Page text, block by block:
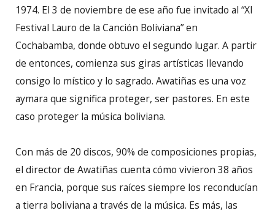
1974. El 3 de noviembre de ese año fue invitado al “XI
Festival Lauro de la Canción Boliviana” en
Cochabamba, donde obtuvo el segundo lugar. A partir
de entonces, comienza sus giras artísticas llevando
consigo lo místico y lo sagrado. Awatiñas es una voz
aymara que significa proteger, ser pastores. En este
caso proteger la música boliviana.
Con más de 20 discos, 90% de composiciones propias,
el director de Awatiñas cuenta cómo vivieron 38 años
en Francia, porque sus raíces siempre los reconducían
a tierra boliviana a través de la música. Es más, las